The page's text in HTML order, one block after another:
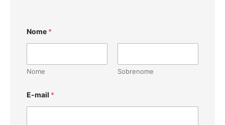
Nome *
Nome Sobrenome
E-mail *